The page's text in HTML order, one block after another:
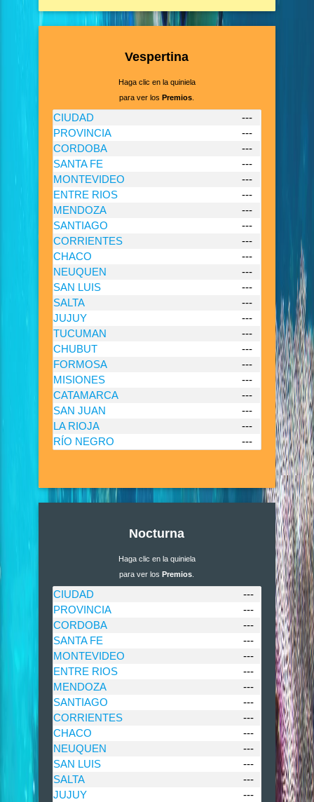
Vespertina
Haga clic en la quiniela
para ver losPremios
CIUDAD
---
PROVINCIA
---
CORDOBA
---
SANTA FE
---
MONTEVIDEO
---
ENTRE RIOS
---
MENDOZA
---
SANTIAGO
---
CORRIENTES
---
CHACO
---
NEUQUEN
---
SAN LUIS
---
SALTA
---
JUJUY
---
TUCUMAN
---
CHUBUT
---
FORMOSA
---
MISIONES
---
CATAMARCA
---
SAN JUAN
---
LA RIOJA
---
RÍO NEGRO
---
Nocturna
Haga clic en la quiniela
para ver losPremios
CIUDAD
---
PROVINCIA
---
CORDOBA
---
SANTA FE
---
MONTEVIDEO
---
ENTRE RIOS
---
MENDOZA
---
SANTIAGO
---
CORRIENTES
---
CHACO
---
NEUQUEN
---
SAN LUIS
---
SALTA
---
JUJUY
---